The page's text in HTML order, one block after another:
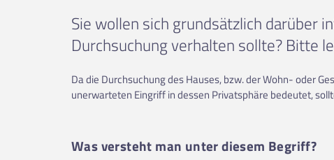
Sie wollen sich grundsätzlich darüber
Durchsuchung verhalten sollte? Bitte
Da die Durchsuchung des Hauses, bzw. der Wohn- oder
unerwarteten Eingriff in dessen Privatsphäre bedeutet,
Was versteht man unter diesem Begriff?